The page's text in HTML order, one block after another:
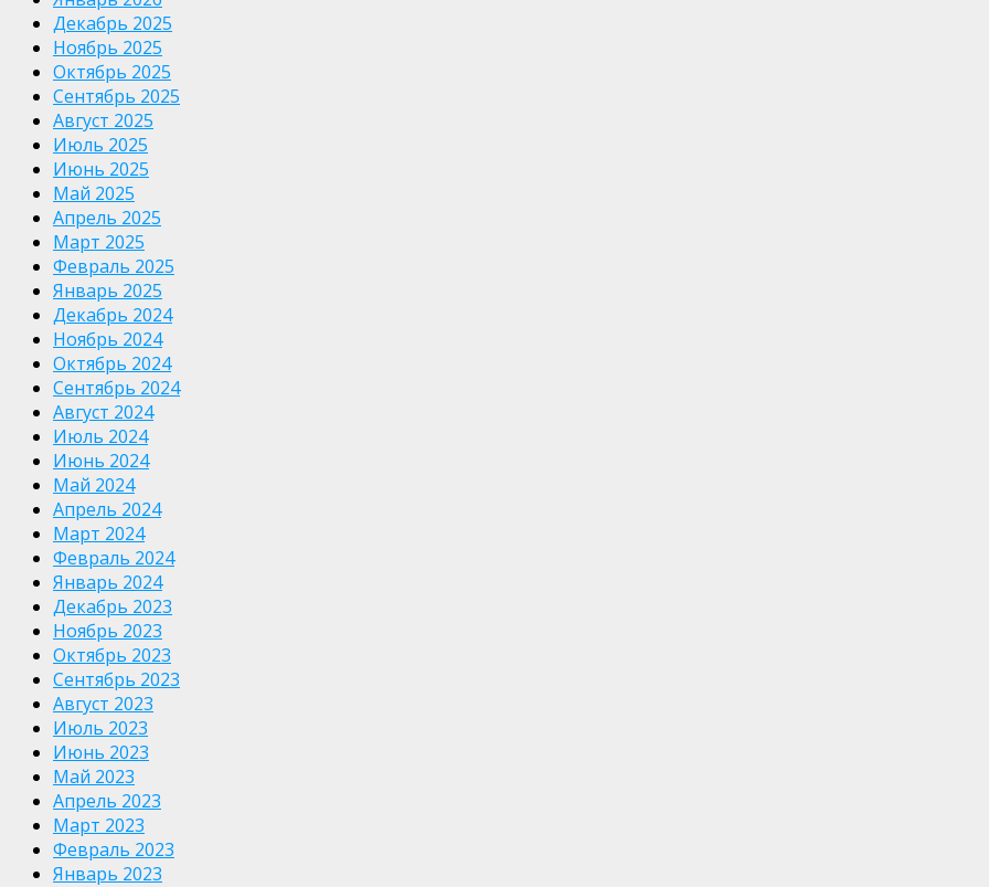
Декабрь 2025
Ноябрь 2025
Октябрь 2025
Сентябрь 2025
Август 2025
Июль 2025
Июнь 2025
Май 2025
Апрель 2025
Март 2025
Февраль 2025
Январь 2025
Декабрь 2024
Ноябрь 2024
Октябрь 2024
Сентябрь 2024
Август 2024
Июль 2024
Июнь 2024
Май 2024
Апрель 2024
Март 2024
Февраль 2024
Январь 2024
Декабрь 2023
Ноябрь 2023
Октябрь 2023
Сентябрь 2023
Август 2023
Июль 2023
Июнь 2023
Май 2023
Апрель 2023
Март 2023
Февраль 2023
Январь 2023